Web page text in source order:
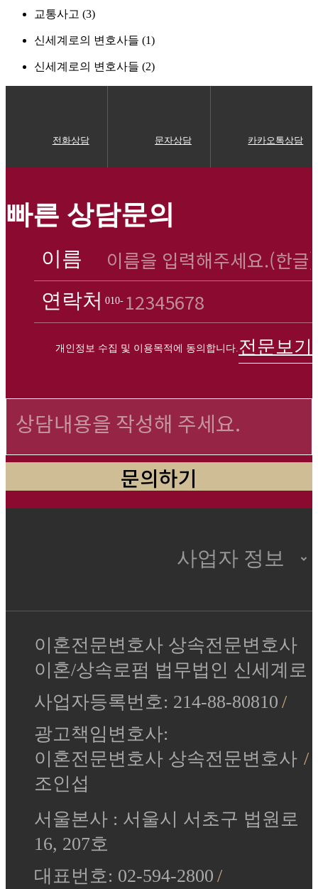
교통사고 (3)
신세계로의 변호사들 (1)
신세계로의 변호사들 (2)
전화상담 문자상담 카카오톡상담
빠른 상담문의
이름
연락처 010-
개인정보 수집 및 이용목적에 동의합니다.전문보기
사업자 정보
이혼전문변호사 상속전문변호사
이혼/상속로펌 법무법인 신세계로
사업자등록번호: 214-88-80810
광고책임변호사:
이혼전문변호사 상속전문변호사
조인섭
서울본사 : 서울시 서초구 법원로
16, 207호
대표번호: 02-594-2800